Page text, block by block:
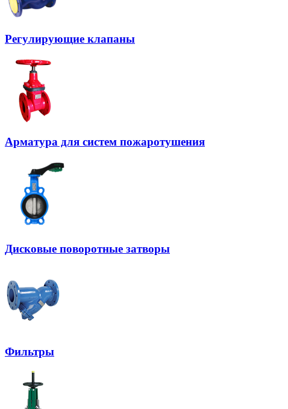
Регулирующие клапаны
Арматура для систем пожаротушения
Дисковые поворотные затворы
Фильтры